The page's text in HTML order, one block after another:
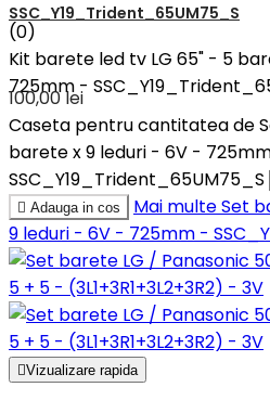
SSC_Y19_Trident_65UM75_S
(0)
Kit barete led tv LG 65" - 5
725mm -
100,00 lei
Caseta pentru cantitatea de
barete x 9 leduri - 6V -
SSC_Y19_Trident_65UM75_S
 Adauga in cos Mai multeSet
9 leduri - 6V - 725mm -
Vizualizare rapida